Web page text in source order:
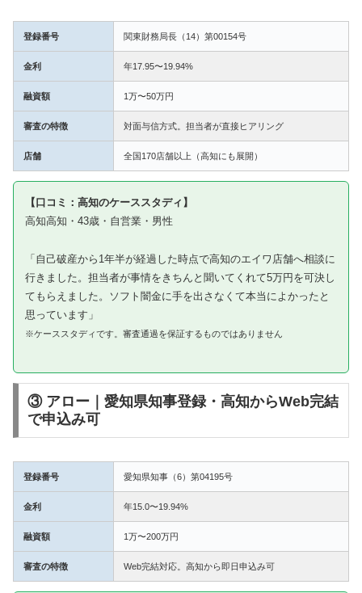
登録番号 関東財務局長（14）第00154号
金利 年17.95〜19.94%
融資額 1万〜50万円
審査の特徴 対面与信方式。担当者が直接ヒアリング
店舗 全国170店舗以上（高知にも展開）
【口コミ：高知のケーススタディ】
高知高知・43歳・自営業・男性
「自己破産から1年半が経過した時点で高知のエイワ店舗へ相談に
行きました。担当者が事情をきちんと聞いてくれて5万円を可決し
てもらえました。ソフト闇金に手を出さなくて本当によかったと
思っています」
※ケーススタディです。審査通過を保証するものではありません
③ アロー｜愛知県知事登録・高知からWeb完結
で申込み可
登録番号 愛知県知事（6）第04195号
金利 年15.0〜19.94%
融資額 1万〜200万円
審査の特徴 Web完結対応。高知から即日申込み可